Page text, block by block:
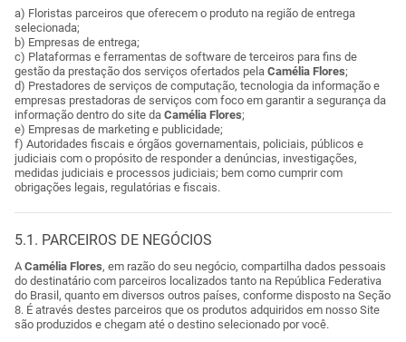
a) Floristas parceiros que oferecem o produto na região de entrega
selecionada;
b) Empresas de entrega;
c) Plataformas e ferramentas de software de terceiros para fins de
gestão da prestação dos serviços ofertados pela Camélia Flores;
d) Prestadores de serviços de computação, tecnologia da informação e
empresas prestadoras de serviços com foco em garantir a segurança da
informação dentro do site da Camélia Flores;
e) Empresas de marketing e publicidade;
f) Autoridades fiscais e órgãos governamentais, policiais, públicos e
judiciais com o propósito de responder a denúncias, investigações,
medidas judiciais e processos judiciais; bem como cumprir com
obrigações legais, regulatórias e fiscais.
5.1. PARCEIROS DE NEGÓCIOS
A Camélia Flores, em razão do seu negócio, compartilha dados pessoais
do destinatário com parceiros localizados tanto na República Federativa
do Brasil, quanto em diversos outros países, conforme disposto na Seção
8. É através destes parceiros que os produtos adquiridos em nosso Site
são produzidos e chegam até o destino selecionado por você.